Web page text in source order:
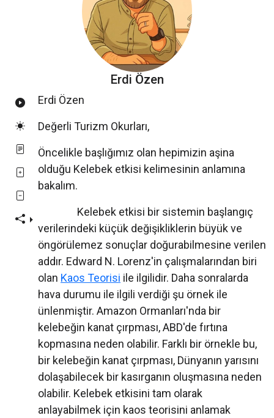
Erdi Özen
Erdi Özen
Değerli Turizm Okurları,
Öncelikle başlığımız olan hepimizin aşina
olduğu Kelebek etkisi kelimesinin anlamına
bakalım.
Kelebek etkisi bir sistemin başlangıç
verilerindeki küçük değişikliklerin büyük ve
öngörülemez sonuçlar doğurabilmesine verilen
addır. Edward N. Lorenz'in çalışmalarından biri
olan Kaos Teorisi ile ilgilidir. Daha sonralarda
hava durumu ile ilgili verdiği şu örnek ile
ünlenmiştir. Amazon Ormanları'nda bir
kelebeğin kanat çırpması, ABD'de fırtına
kopmasına neden olabilir. Farklı bir örnekle bu,
bir kelebeğin kanat çırpması, Dünyanın yarısını
dolaşabilecek bir kasırganın oluşmasına neden
olabilir. Kelebek etkisini tam olarak
anlayabilmek için kaos teorisini anlamak